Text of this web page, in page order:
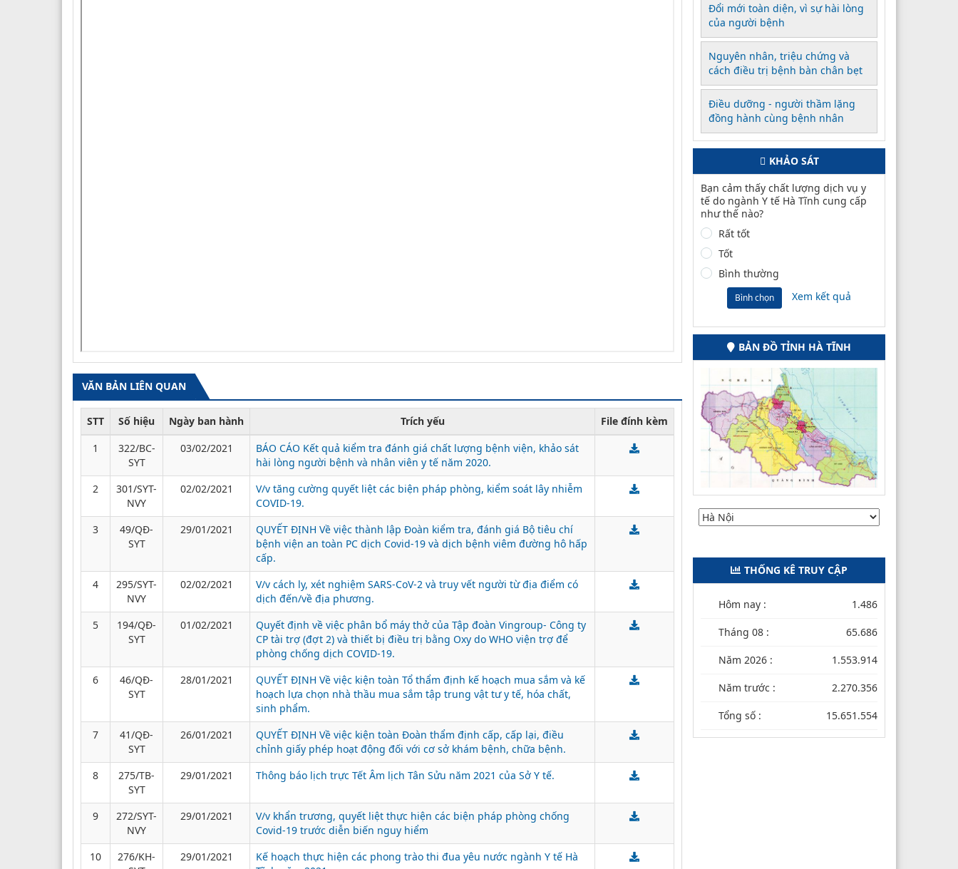
VĂN BẢN LIÊN QUAN
STT Số hiệu Ngày ban hành Trích yếu
File đính kèm
1
322/BC-
SYT
03/02/2021
BÁO CÁO Kết quả kiểm tra đánh giá chất lượng bệnh viện, khảo sát
hài lòng người bệnh và nhân viên y tế năm 2020.
2
301/SYT-
NVY
02/02/2021
V/v tăng cường quyết liệt các biện pháp phòng, kiểm soát lây nhiễm
COVID-19.
3
49/QĐ-
SYT
29/01/2021
QUYẾT ĐỊNH Về việc thành lập Đoàn kiểm tra, đánh giá Bộ tiêu chí
bệnh viện an toàn PC dịch Covid-19 và dịch bệnh viêm đường hô hấp
cấp.
4
295/SYT-
NVY
02/02/2021
V/v cách ly, xét nghiệm SARS-CoV-2 và truy vết người từ địa điểm có
dịch đến/về địa phương.
5
194/QĐ-
SYT
01/02/2021
Quyết định về việc phân bổ máy thở của Tập đoàn Vingroup- Công ty
CP tài trợ (đợt 2) và thiết bị điều trị bằng Oxy do WHO viện trợ để
phòng chống dịch COVID-19.
6
46/QĐ-
SYT
28/01/2021
QUYẾT ĐỊNH Về việc kiện toàn Tổ thẩm định kế hoạch mua sắm và kế
hoạch lựa chọn nhà thầu mua sắm tập trung vật tư y tế, hóa chất,
sinh phẩm.
7
41/QĐ-
SYT
26/01/2021
QUYẾT ĐỊNH Về việc kiện toàn Đoàn thẩm định cấp, cấp lại, điều
chỉnh giấy phép hoạt động đối với cơ sở khám bệnh, chữa bệnh.
8
275/TB-
SYT
29/01/2021 Thông báo lịch trực Tết Âm lịch Tân Sửu năm 2021 của Sở Y tế.
9
272/SYT-
NVY
29/01/2021
V/v khẩn trương, quyết liệt thực hiện các biện pháp phòng chống
Covid-19 trước diễn biến nguy hiểm
10
276/KH-
29/01/2021
Kế hoạch thực hiện các phong trào thi đua yêu nước ngành Y tế Hà
Đổi mới toàn diện, vì sự hài lòng
của người bệnh
Nguyên nhân, triệu chứng và
cách điều trị bệnh bàn chân bẹt
Điều dưỡng - người thầm lặng
đồng hành cùng bệnh nhân
KHẢO SÁT
Bạn cảm thấy chất lượng dịch vụ y
tế do ngành Y tế Hà Tĩnh cung cấp
như thế nào?
Rất tốt
Tốt
Bình thường
Bình chọn Xem kết quả
BẢN ĐỒ TỈNH HÀ TĨNH
THỐNG KÊ TRUY CẬP
Hôm nay : 1.486
Tháng 08 : 65.686
Năm 2026 : 1.553.914
Năm trước : 2.270.356
Tổng số : 15.651.554